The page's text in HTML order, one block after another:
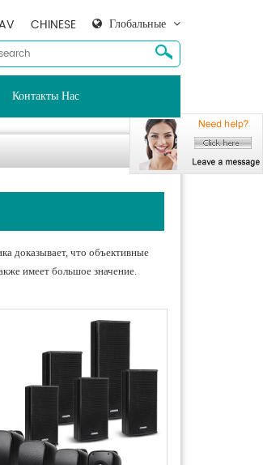
Глобальные
CHINESE
Контакты Нас
доказывает, что объективные
имеет большое значение.